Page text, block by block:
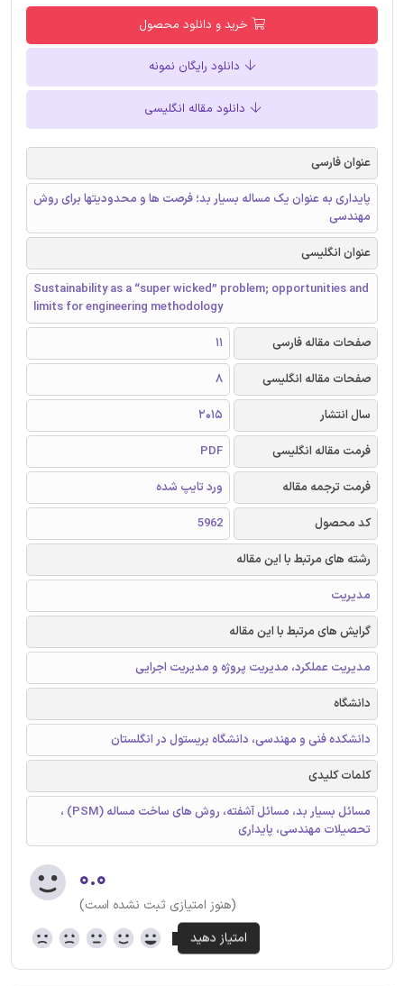
خرید و دانلود محصول
دانلود رایگان نمونه
دانلود مقاله انگلیسی
عنوان فارسی
پایداری به عنوان یک مساله بسیار بد؛ فرصت ها و محدودیتها برای روش
مهندسی
عنوان انگلیسی
Sustainability as a “super wicked” problem; opportunities and
limits for engineering methodology
صفحات مقاله فارسی
11
صفحات مقاله انگلیسی
8
سال انتشار
2015
فرمت مقاله انگلیسی
PDF
فرمت ترجمه مقاله
ورد تایپ شده
کد محصول
5962
رشته های مرتبط با این مقاله
مدیریت
گرایش های مرتبط با این مقاله
مدیریت عملکرد، مدیریت پروژه و مدیریت اجرایی
دانشگاه
دانشکده فنی و مهندسی، دانشگاه بریستول در انگلستان
کلمات کلیدی
مسائل بسیار بد، مسائل آشفته، روش های ساخت مساله (PSM) ،
تحصیلات مهندسی، پایداری
۰.۰
(هنوز امتیازی ثبت نشده است)